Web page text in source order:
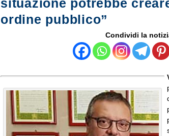
situazione potrebbe
ordine pubblico”
Condividi la